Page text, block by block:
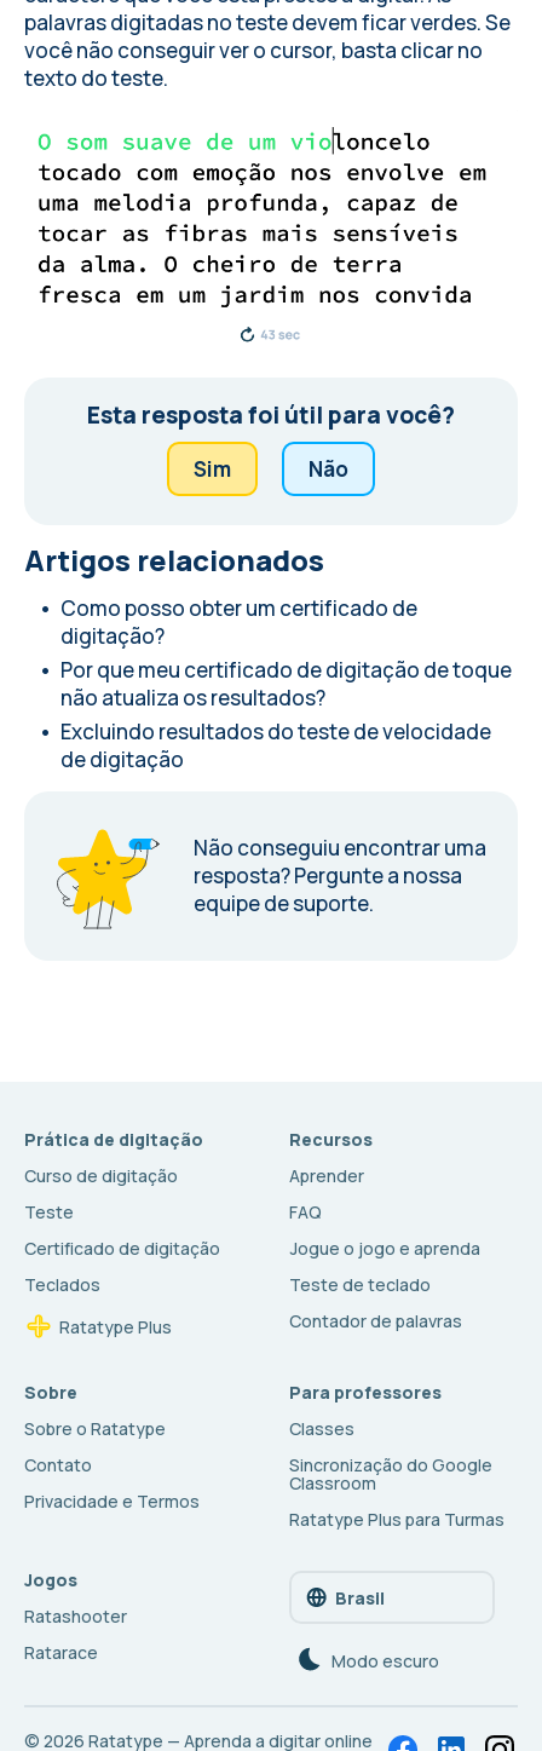
palavras digitadas no teste devem ficar verdes. Se
você não conseguir ver o cursor, basta clicar no
texto do teste.
Esta resposta foi útil para você?
Sim Não
Artigos relacionados
Como posso obter um certificado de
digitação?
Por que meu certificado de digitação de toque
não atualiza os resultados?
Excluindo resultados do teste de velocidade
de digitação
Não conseguiu encontrar uma
resposta?Pergunte a nossa
equipe de suporte.
Prática de digitação
Curso de digitação
Teste
Certificado de digitação
Teclados
Ratatype Plus
Recursos
Aprender
FAQ
Jogue o jogo e aprenda
Teste de teclado
Contador de palavras
Sobre
Sobre o Ratatype
Contato
Privacidade e Termos
Para professores
Classes
Sincronização do Google
Classroom
Ratatype Plus para Turmas
Jogos
Ratashooter
Ratarace
Brasil
Modo escuro
© 2026 Ratatype — Aprenda a digitar online